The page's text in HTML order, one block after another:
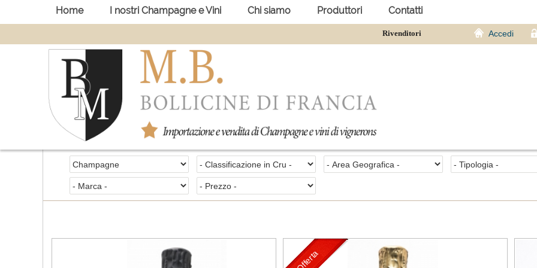
Rivenditori Accedi
Home I nostri Champagne e Vini Chi siamo Produttori Contatti
Offerta